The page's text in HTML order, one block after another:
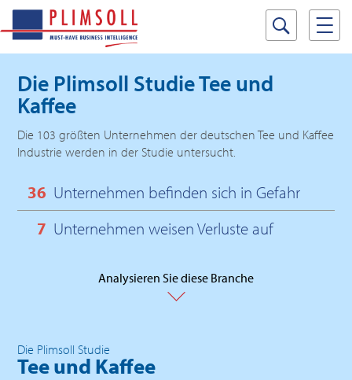
Die Plimsoll StudieTee und
Kaffee
Die 103 größten Unternehmen der deutschen Tee und Kaffee
Industrie werden in der Studie untersucht.
36 Unternehmen befinden sich in Gefahr
7 Unternehmen weisen Verluste auf
Analysieren Sie diese Branche
Die Plimsoll Studie
Tee und Kaffee